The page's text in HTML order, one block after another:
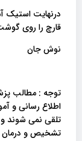
درنهایت استیک
قارچ را روی
نوش جان
توجه : مطالب
اطلاع رسانی و
تلقی نمی شوند و
تشخیص و